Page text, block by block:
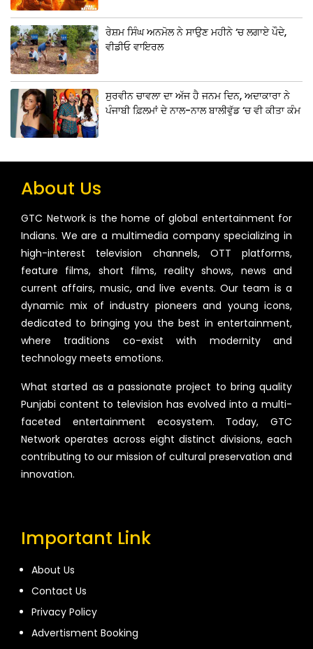
ਰੇਸ਼ਮ ਸਿੰਘ ਅਨਮੋਲ ਨੇ ਸਾਉਣ ਮਹੀਨੇ ‘ਚ ਲਗਾਏ ਪੌਦੇ,
ਵੀਡੀਓ ਵਾਇਰਲ
ਸੁਰਵੀਨ ਚਾਵਲਾ ਦਾ ਅੱਜ ਹੈ ਜਨਮ ਦਿਨ, ਅਦਾਕਾਰਾ ਨੇ
ਪੰਜਾਬੀ ਫ਼ਿਲਮਾਂ ਦੇ ਨਾਲ-ਨਾਲ ਬਾਲੀਵੁੱਡ ‘ਚ ਵੀ ਕੀਤਾ ਕੰਮ
About Us
GTC Network is the home of global entertainment for
Indians. We are a multimedia company specializing in
high-interest television channels, OTT platforms,
feature films, short films, reality shows, news and
current affairs, music, and live events. Our team is a
dynamic mix of industry pioneers and young icons,
dedicated to bringing you the best in entertainment,
where traditions co-exist with modernity and
technology meets emotions.
What started as a passionate project to bring quality
Punjabi content to television has evolved into a multi-
faceted entertainment ecosystem. Today, GTC
Network operates across eight distinct divisions, each
contributing to our mission of cultural preservation and
innovation.
Important Link
About Us
Contact Us
Privacy Policy
Advertisment Booking